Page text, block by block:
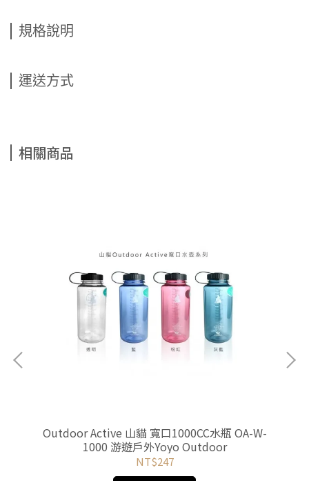
規格說明
運送方式
相關商品
Outdoor Active 山貓 寬口1000CC水瓶 OA-W-
1000 游遊戶外Yoyo Outdoor
NT$247